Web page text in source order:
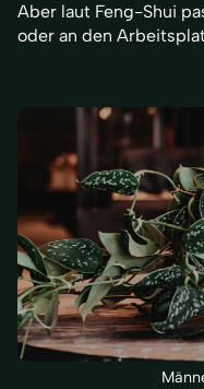
Aber laut Feng-Shui
oder an den